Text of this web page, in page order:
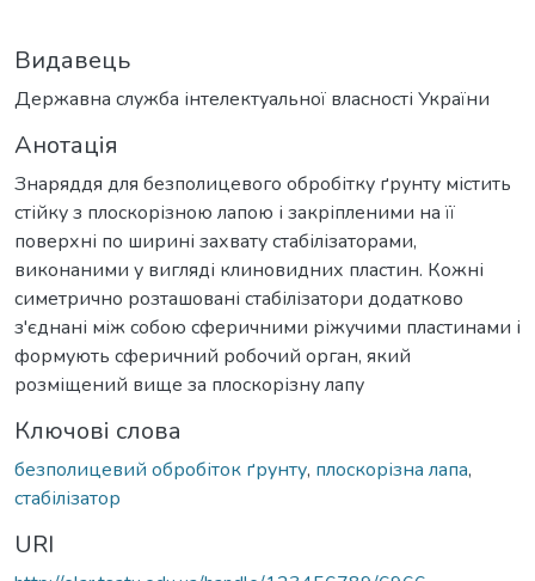
Видавець
Державна служба інтелектуальної власності України
Анотація
Знаряддя для безполицевого обробітку ґрунту містить
стійку з плоскорізною лапою і закріпленими на її
поверхні по ширині захвату стабілізаторами,
виконаними у вигляді клиновидних пластин. Кожні
симетрично розташовані стабілізатори додатково
з'єднані між собою сферичними ріжучими пластинами і
формують сферичний робочий орган, який
розміщений вище за плоскорізну лапу
Ключові слова
безполицевий обробіток ґрунту, плоскорізна лапа,
стабілізатор
URI